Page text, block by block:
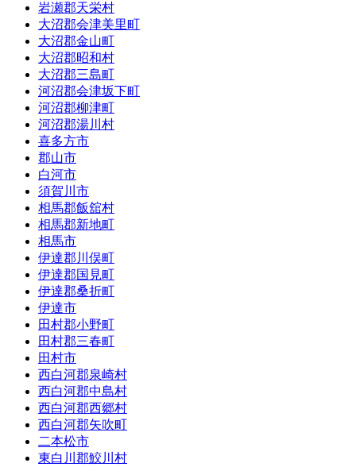
岩瀬郡天栄村
大沼郡会津美里町
大沼郡金山町
大沼郡昭和村
大沼郡三島町
河沼郡会津坂下町
河沼郡柳津町
河沼郡湯川村
喜多方市
郡山市
白河市
須賀川市
相馬郡飯舘村
相馬郡新地町
相馬市
伊達郡川俣町
伊達郡国見町
伊達郡桑折町
伊達市
田村郡小野町
田村郡三春町
田村市
西白河郡泉崎村
西白河郡中島村
西白河郡西郷村
西白河郡矢吹町
二本松市
東白川郡鮫川村